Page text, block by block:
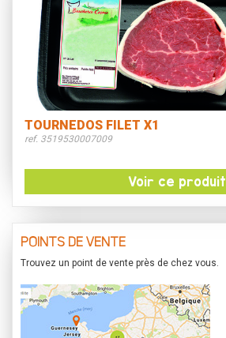
TOURNEDOS FILET X1
ref. 3519530007009
Voir ce produit
POINTS DE VENTE
Trouvez un point de vente près de chez vous.